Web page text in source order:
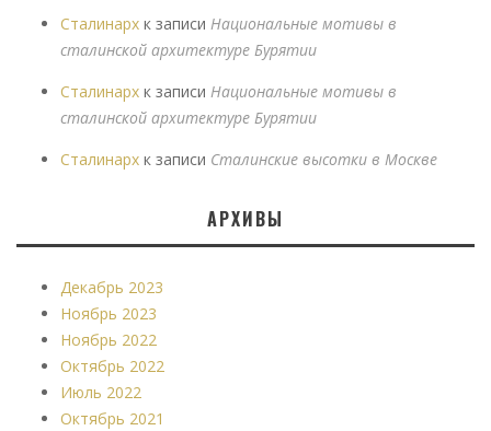
Сталинарх к записи Национальные мотивы в
сталинской архитектуре Бурятии
Сталинарх к записи Национальные мотивы в
сталинской архитектуре Бурятии
Сталинарх к записи Сталинские высотки в Москве
АРХИВЫ
Декабрь 2023
Ноябрь 2023
Ноябрь 2022
Октябрь 2022
Июль 2022
Октябрь 2021